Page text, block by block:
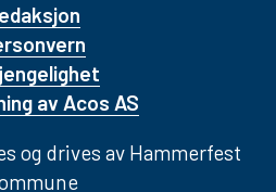
av Acos AS
og drives av Hammerfest